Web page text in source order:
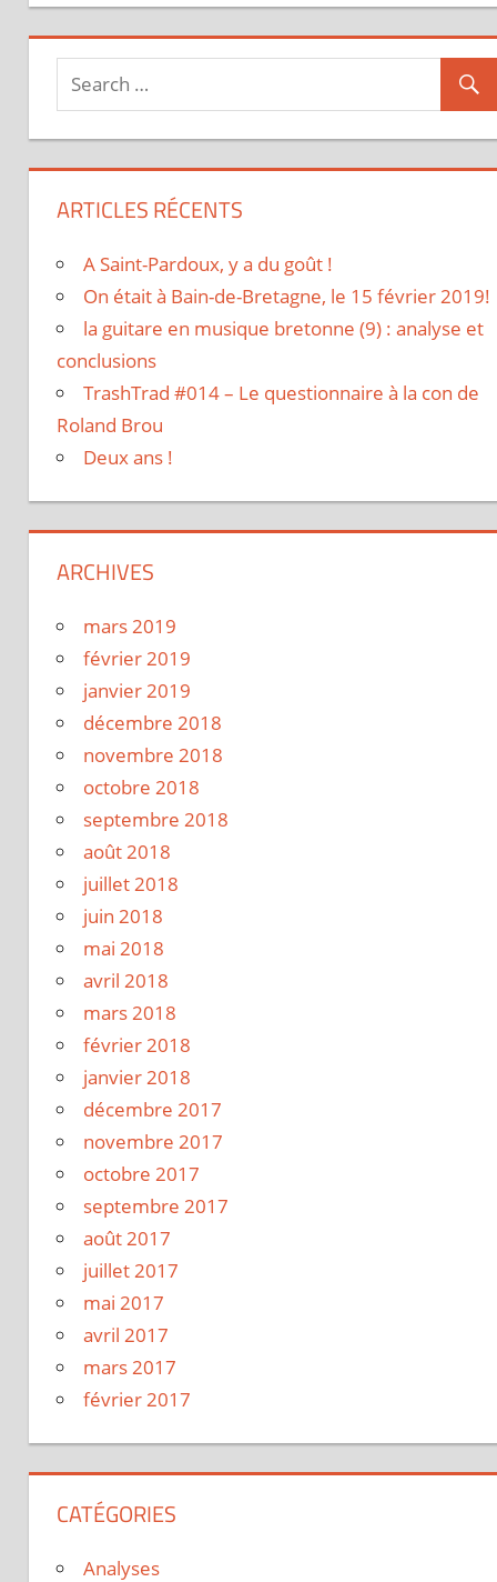
ARTICLES RÉCENTS
A Saint-Pardoux, y a du goût !
On était à Bain-de-Bretagne, le 15 février 2019!
la guitare en musique bretonne (9) : analyse et
conclusions
TrashTrad #014 – Le questionnaire à la con de
Roland Brou
Deux ans !
ARCHIVES
mars 2019
février 2019
janvier 2019
décembre 2018
novembre 2018
octobre 2018
septembre 2018
août 2018
juillet 2018
juin 2018
mai 2018
avril 2018
mars 2018
février 2018
janvier 2018
décembre 2017
novembre 2017
octobre 2017
septembre 2017
août 2017
juillet 2017
mai 2017
avril 2017
mars 2017
février 2017
CATÉGORIES
Analyses